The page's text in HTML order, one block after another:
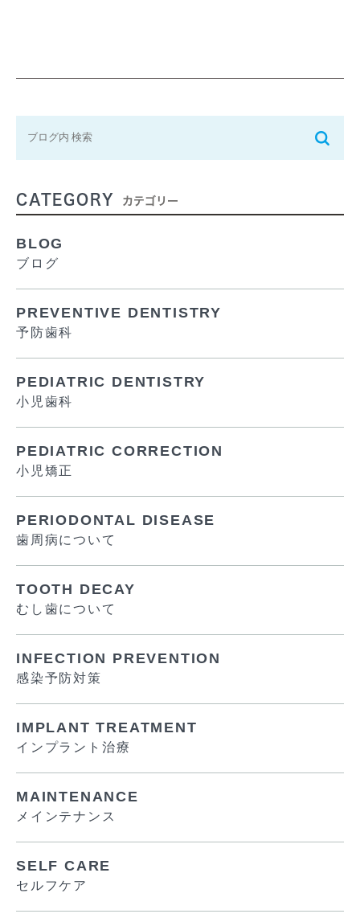
CATEGORY カテゴリー
BLOG
ブログ
PREVENTIVE DENTISTRY
予防歯科
PEDIATRIC DENTISTRY
小児歯科
PEDIATRIC CORRECTION
小児矯正
PERIODONTAL DISEASE
歯周病について
TOOTH DECAY
むし歯について
INFECTION PREVENTION
感染予防対策
IMPLANT TREATMENT
インプラント治療
MAINTENANCE
メインテナンス
SELF CARE
セルフケア